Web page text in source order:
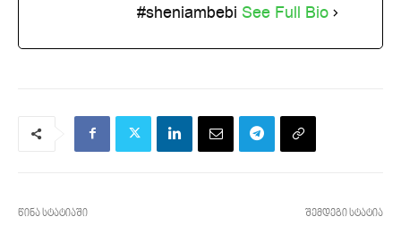
#sheniambebi See Full Bio
წინა სტატიაში შემდეგი სტატია